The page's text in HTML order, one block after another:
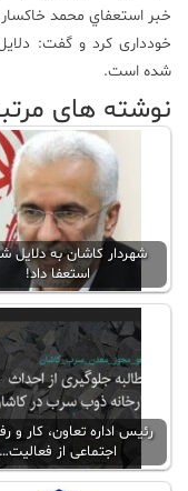
عکس
پادکست
هنری
خبر استعفاي محمد خاكسار
خودداری كرد و گفت:
شده است.
نوشته های
شهردار کاشان به
استعفا داد!
رئیس اداره تعاون، کار و
اجتماعی از فعالیت…